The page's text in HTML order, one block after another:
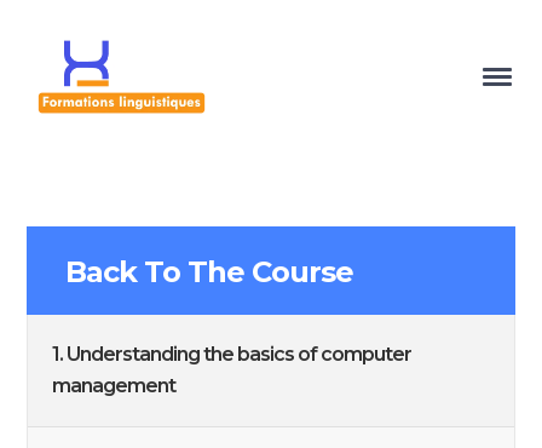
Back To The Course
1. Understanding the basics of computer
management